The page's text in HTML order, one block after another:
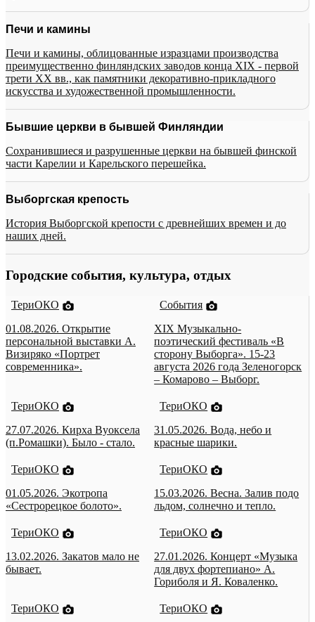
Печи и камины
Печи и камины, облицованные изразцами производства
преимущественно финляндских заводов конца XIX - первой
трети XX вв., как памятники декоративно-прикладного
искусства и художественной промышленности.
Бывшие церкви в бывшей Финляндии
Сохранившиеся и разрушенные церкви на бывшей финской
части Карелии и Карельского перешейка.
Выборгская крепость
История Выборгской крепости с древнейших времен и до
наших дней.
Городские события, культура, отдых
ТериОКО
01.08.2026. Открытие
персональной выставки А.
Визиряко «Портрет
современника».
События
XIX Музыкально-
поэтический фестиваль «В
сторону Выборга». 15-23
августа 2026 года Зеленогорск
– Комарово – Выборг.
ТериОКО
27.07.2026. Кирха Вуоксела
(п.Ромашки). Было - стало.
ТериОКО
31.05.2026. Вода, небо и
красные шарики.
ТериОКО
01.05.2026. Экотропа
«Сестрорецкое болото».
ТериОКО
15.03.2026. Весна. Залив подо
льдом, солнечно и тепло.
ТериОКО
13.02.2026. Закатов мало не
бывает.
ТериОКО
27.01.2026. Концерт «Музыка
для двух фортепиано» А.
Гориболя и Я. Коваленко.
ТериОКО
ТериОКО